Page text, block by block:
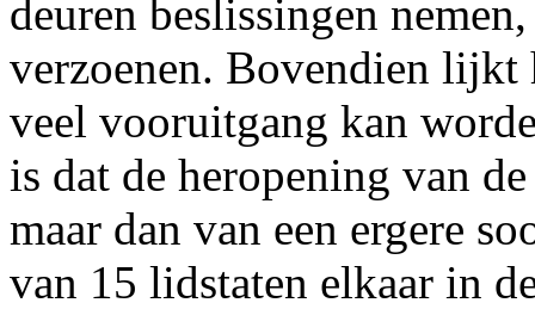
deuren beslissingen
verzoenen. Bovendien
veel vooruitgang kan
is dat de heropening van
maar dan van een ergere
van 15 lidstaten elkaar in